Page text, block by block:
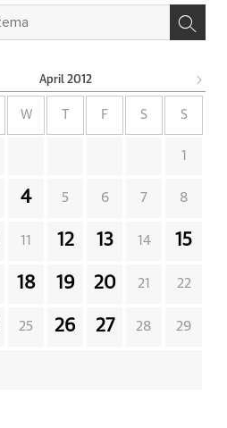
April 2012
W F S S
1
4 5 6 7 8
11 12 13 14 15
18 19 20 21 22
25 26 27 28 29